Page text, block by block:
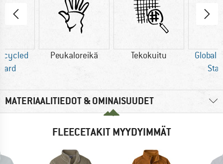
Peukaloreikä Tekokuitu
Global
MATERIAALITIEDOT & OMINAISUUDET
FLEECETAKIT MYYDYIMMÄT